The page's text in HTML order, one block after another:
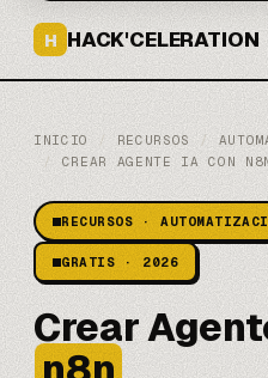
H HACK'CELERATION
INICIO / RECURSOS /
/
CREAR AGENTE IA CON
RECURSOS ·
GRATIS · 2026
Crear